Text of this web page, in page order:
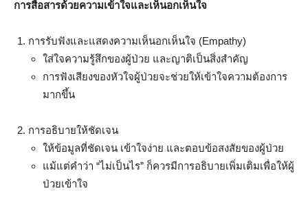
การสื่อสารด้วยความเข้าใจและเห็นอกเห็นใจ
การรับฟังและแสดงความเห็นอกเห็นใจ (Empathy)
ใส่ใจความรู้สึกของผู้ป่วย และญาติเป็นสิ่งสำคัญ
การฟังเสียงของหัวใจผู้ป่วยจะช่วยให้เข้าใจความต้องการ
มากขึ้น
การอธิบายให้ชัดเจน
ให้ข้อมูลที่ชัดเจน เข้าใจง่าย และตอบข้อสงสัยของผู้ป่วย
แม้แต่คำว่า “ไม่เป็นไร” ก็ควรมีการอธิบายเพิ่มเติมเพื่อให้ผู้
ป่วยเข้าใจ